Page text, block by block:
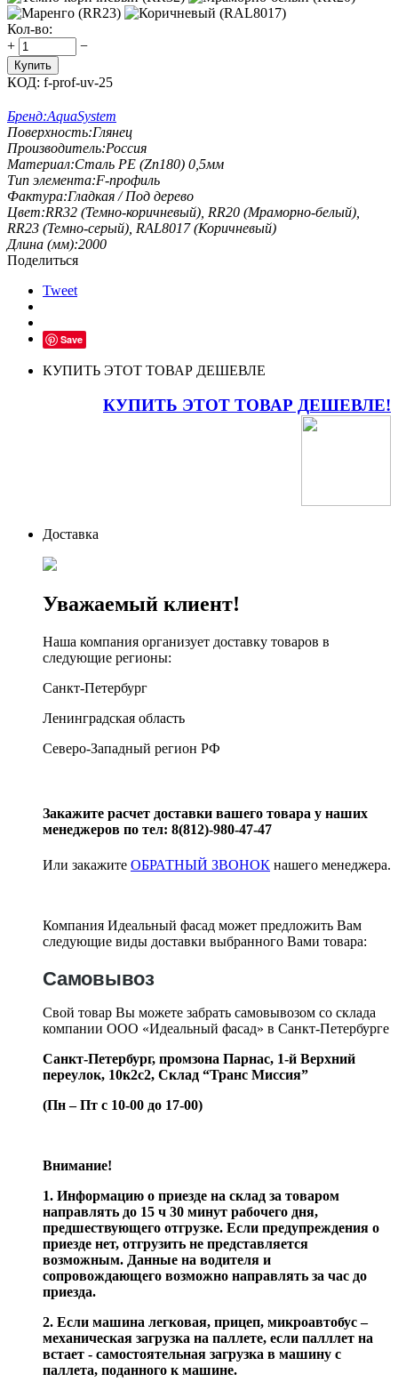
Кол-во:
+
−
Купить
КОД: f-prof-uv-25
Бренд:AquaSystem
Поверхность:Глянец
Производитель:Россия
Материал:Сталь PE (Zn180) 0,5мм
Тип элемента:F-профиль
Фактура:Гладкая / Под дерево
Цвет:RR32 (Темно-коричневый), RR20 (Мраморно-белый),
RR23 (Темно-серый), RAL8017 (Коричневый)
Длина (мм):2000
Поделиться
Tweet
Save
КУПИТЬ ЭТОТ ТОВАР ДЕШЕВЛЕ
КУПИТЬ ЭТОТ ТОВАР ДЕШЕВЛЕ!
Доставка
Уважаемый клиент!
Наша компания организует доставку товаров в
следующие регионы:
Санкт-Петербург
Ленинградская область
Северо-Западный регион РФ
Закажите расчет доставки вашего товара у наших
менеджеров по тел: 8(812)-980-47-47
Или закажите ОБРАТНЫЙ ЗВОНОК нашего менеджера.
Компания Идеальный фасад может предложить Вам
следующие виды доставки выбранного Вами товара:
Самовывоз
Свой товар Вы можете забрать самовывозом со склада
компании ООО «Идеальный фасад» в Санкт-Петербурге
Санкт-Петербург, промзона Парнас, 1-й Верхний
переулок, 10к2с2, Склад “Транс Миссия”
(Пн – Пт с 10-00 до 17-00)
Внимание!
1. Информацию о приезде на склад за товаром
направлять до 15 ч 30 минут рабочего дня,
предшествующего отгрузке. Если предупреждения о
приезде нет, отгрузить не представляется
возможным. Данные на водителя и
сопровождающего возможно направлять за час до
приезда.
2. Если машина легковая, прицеп, микроавтобус –
механическая загрузка на паллете, если палллет на
встает - самостоятельная загрузка в машину с
паллета, поданного к машине.